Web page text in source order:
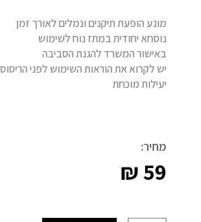
מונע הופעת תיקנים ונמלים לאורך זמן
נוסחא יחודית במתז נוח לשימוש
באישור המשרד להגנת הסביבה
יש לקרוא את הוראות השימוש לפני הריסוס
יעילות מוכחת
מחיר:
₪59